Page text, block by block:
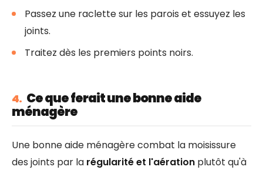
Passez une raclette sur les parois et essuyez les
joints.
Traitez dès les premiers points noirs.
4. Ce que ferait une bonne aide
ménagère
Une bonne aide ménagère combat la moisissure
des joints par la régularité et l'aération plutôt qu'à